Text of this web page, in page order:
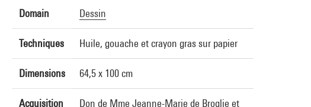
Domain Dessin
Techniques Huile, gouache et crayon gras sur papier
Dimensions 64,5 x 100 cm
Acquisition
Don de Mme Jeanne-Marie de Broglie et